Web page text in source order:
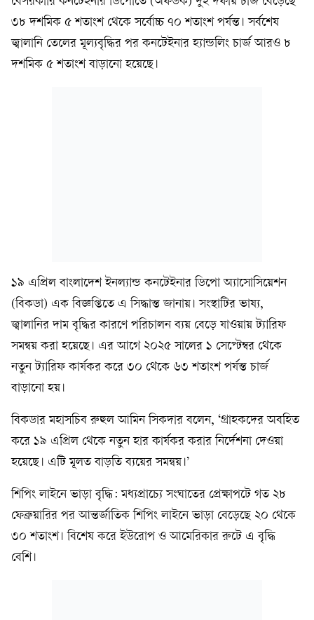
৩৮ দশমিক ৫ শতাংশ থেকে সর্বোচ্চ ৭০ শতাংশ পর্যন্ত। সর্বশেষ
জ্বালানি তেলের মূল্যবৃদ্ধির পর কনটেইনার হ্যান্ডলিং চার্জ আরও ৮
দশমিক ৫ শতাংশ বাড়ানো হয়েছে।
১৯ এপ্রিল বাংলাদেশ ইনল্যান্ড কনটেইনার ডিপো অ্যাসোসিয়েশন
(বিকডা) এক বিজ্ঞপ্তিতে এ সিদ্ধান্ত জানায়। সংস্থাটির ভাষ্য,
জ্বালানির দাম বৃদ্ধির কারণে পরিচালন ব্যয় বেড়ে যাওয়ায় ট্যারিফ
সমন্বয় করা হয়েছে। এর আগে ২০২৫ সালের ১ সেপ্টেম্বর থেকে
নতুন ট্যারিফ কার্যকর করে ৩০ থেকে ৬৩ শতাংশ পর্যন্ত চার্জ
বাড়ানো হয়।
বিকডার মহাসচিব রুহুল আমিন সিকদার বলেন, ‘গ্রাহকদের অবহিত
করে ১৯ এপ্রিল থেকে নতুন হার কার্যকর করার নির্দেশনা দেওয়া
হয়েছে। এটি মূলত বাড়তি ব্যয়ের সমন্বয়।’
শিপিং লাইনে ভাড়া বৃদ্ধি: মধ্যপ্রাচ্যে সংঘাতের প্রেক্ষাপটে গত ২৮
ফেব্রুয়ারির পর আন্তর্জাতিক শিপিং লাইনে ভাড়া বেড়েছে ২০ থেকে
৩০ শতাংশ। বিশেষ করে ইউরোপ ও আমেরিকার রুটে এ বৃদ্ধি
বেশি।